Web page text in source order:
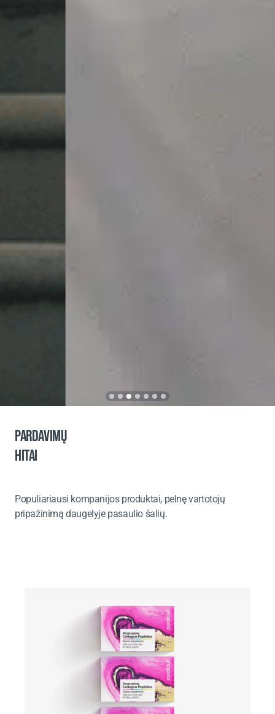
PARDAVIMŲ
HITAI
Populiariausi kompanijos produktai, pelnę vartotojų
pripažinimą daugelyje pasaulio šalių.